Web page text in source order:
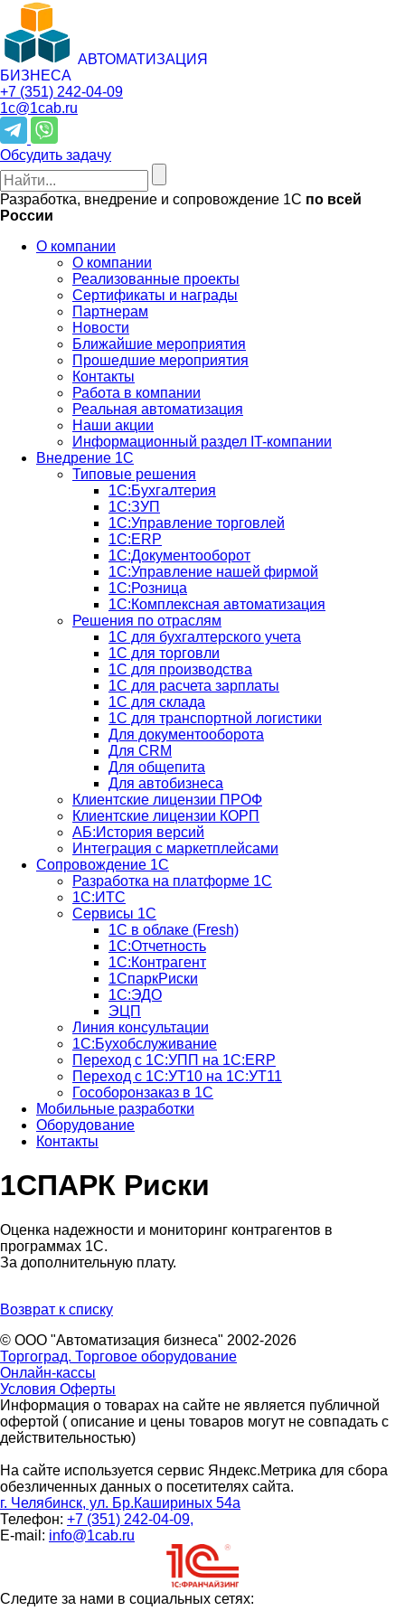
АВТОМАТИЗАЦИЯ
БИЗНЕСА
+7 (351) 242-04-09
1c@1cab.ru
Обсудить задачу
Разработка, внедрение и сопровождение 1С по всей
России
О компании
О компании
Реализованные проекты
Сертификаты и награды
Партнерам
Новости
Ближайшие мероприятия
Прошедшие мероприятия
Контакты
Работа в компании
Реальная автоматизация
Наши акции
Информационный раздел IT-компании
Внедрение 1С
Типовые решения
1С:Бухгалтерия
1С:ЗУП
1С:Управление торговлей
1С:ERP
1C:Документооборот
1С:Управление нашей фирмой
1С:Розница
1С:Комплексная автоматизация
Решения по отраслям
1С для бухгалтерского учета
1С для торговли
1С для производства
1C для расчета зарплаты
1С для склада
1С для транспортной логистики
Для документооборота
Для CRM
Для общепита
Для автобизнеса
Клиентские лицензии ПРОФ
Клиентские лицензии КОРП
АБ:История версий
Интеграция с маркетплейсами
Сопровождение 1С
Разработка на платформе 1С
1С:ИТС
Сервисы 1С
1С в облаке (Fresh)
1С:Отчетность
1С:Контрагент
1СпаркРиски
1С:ЭДО
ЭЦП
Линия консультации
1С:Бухобслуживание
Переход с 1С:УПП на 1С:ERP
Переход с 1С:УТ10 на 1С:УТ11
Гособоронзаказ в 1С
Мобильные разработки
Оборудование
Контакты
1СПАРК Риски
Оценка надежности и мониторинг контрагентов в
программах 1С.
За дополнительную плату.
Возврат к списку
© ООО "Автоматизация бизнеса" 2002-2026
Торгоград. Торговое оборудование
Онлайн-кассы
Условия Оферты
Информация о товарах на сайте не является публичной
офертой ( описание и цены товаров могут не совпадать с
действительностью)
На сайте используется сервис Яндекс.Метрика для сбора
обезличенных данных о посетителях сайта.
г. Челябинск, ул. Бр.Кашириных 54а
Телефон: +7 (351) 242-04-09,
E-mail: info@1cab.ru
Следите за нами в социальных сетях: